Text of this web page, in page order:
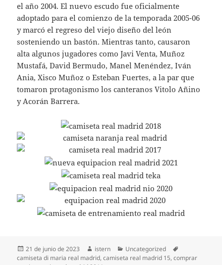
el año 2004. El nuevo escudo fue oficialmente
adoptado para el comienzo de la temporada 2005-06
y marcó el regreso del viejo diseño del león
sosteniendo un bastón. Mientras tanto, causaron
alta algunos jugadores como Javi Venta, Muñoz
Mustafá, David Bermudo, Manel Menéndez, Iván
Ania, Xisco Muñoz o Esteban Fuertes, a la par que
tomaron protagonismo los canteranos Vitolo Añino
y Acorán Barrera.
Publicado
el
21 de junio de 2023 Autor
istern Categorías
Uncategorized
camiseta di maria real madrid,camiseta real madrid 15,comprar